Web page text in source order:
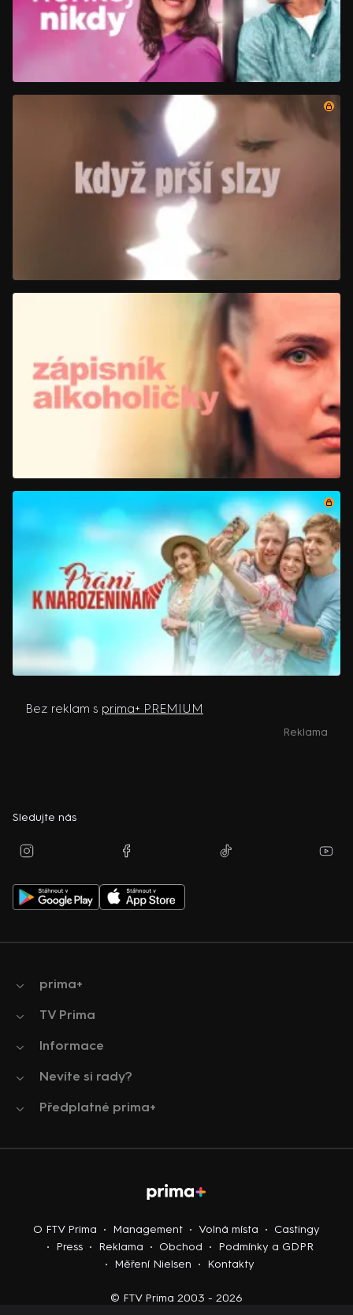
Bez reklam s prima+ PREMIUM
Reklama
Sledujte nás
prima+
TV Prima
Informace
Nevíte si rady?
Předplatné prima+
O FTV Prima Management Volná místa
Castingy
Press
Reklama Obchod
Podmínky a GDPR
Měření Nielsen
Kontakty
© FTV Prima 2003 - 2026